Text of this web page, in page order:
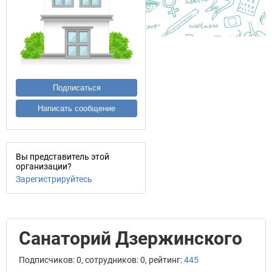
Подписаться
Написать сообщение
Вы представитель этой
организации?
Зарегистрируйтесь
Санаторий Дзержинского
Подписчиков: 0, сотрудников: 0, рейтинг:445